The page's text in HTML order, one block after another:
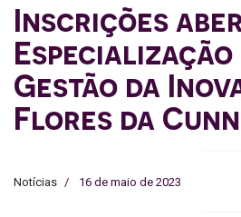
Inscrições
Especialização
Gestão da
Flores da
Notícias 16 de maio de 2023